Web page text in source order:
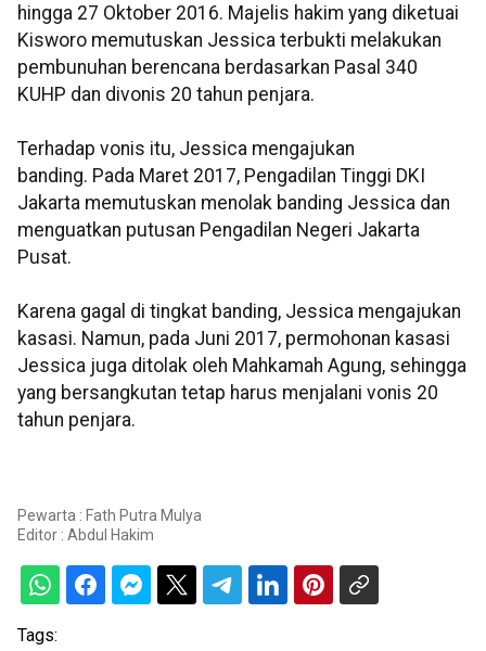
hingga 27 Oktober 2016. Majelis hakim yang diketuai
Kisworo memutuskan Jessica terbukti melakukan
pembunuhan berencana berdasarkan Pasal 340
KUHP dan divonis 20 tahun penjara.
Terhadap vonis itu, Jessica mengajukan
banding. Pada Maret 2017, Pengadilan Tinggi DKI
Jakarta memutuskan menolak banding Jessica dan
menguatkan putusan Pengadilan Negeri Jakarta
Pusat.
Karena gagal di tingkat banding, Jessica mengajukan
kasasi. Namun, pada Juni 2017, permohonan kasasi
Jessica juga ditolak oleh Mahkamah Agung, sehingga
yang bersangkutan tetap harus menjalani vonis 20
tahun penjara.
Pewarta : Fath Putra Mulya
Editor : Abdul Hakim
Tags: